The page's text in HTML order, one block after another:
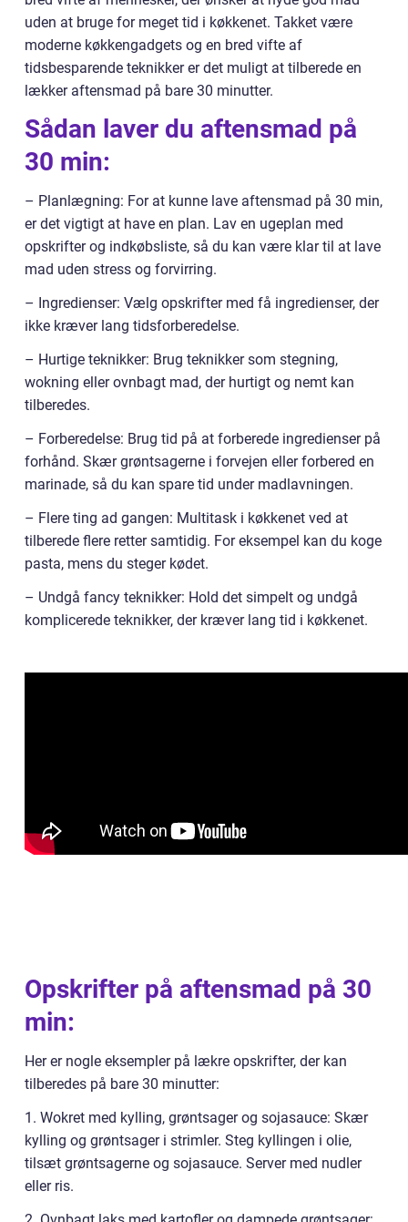
uden at bruge for meget tid i køkkenet. Takket være
moderne køkkengadgets og en bred vifte af
tidsbesparende teknikker er det muligt at tilberede en
lækker aftensmad på bare 30 minutter.
Sådan laver du aftensmad på
30 min:
– Planlægning: For at kunne lave aftensmad på 30 min,
er det vigtigt at have en plan. Lav en ugeplan med
opskrifter og indkøbsliste, så du kan være klar til at lave
mad uden stress og forvirring.
– Ingredienser: Vælg opskrifter med få ingredienser, der
ikke kræver lang tidsforberedelse.
– Hurtige teknikker: Brug teknikker som stegning,
wokning eller ovnbagt mad, der hurtigt og nemt kan
tilberedes.
– Forberedelse: Brug tid på at forberede ingredienser på
forhånd. Skær grøntsagerne i forvejen eller forbered en
marinade, så du kan spare tid under madlavningen.
– Flere ting ad gangen: Multitask i køkkenet ved at
tilberede flere retter samtidig. For eksempel kan du koge
pasta, mens du steger kødet.
– Undgå fancy teknikker: Hold det simpelt og undgå
komplicerede teknikker, der kræver lang tid i køkkenet.
Opskrifter på aftensmad på 30
min:
Her er nogle eksempler på lækre opskrifter, der kan
tilberedes på bare 30 minutter:
1. Wokret med kylling, grøntsager og sojasauce: Skær
kylling og grøntsager i strimler. Steg kyllingen i olie,
tilsæt grøntsagerne og sojasauce. Server med nudler
eller ris.